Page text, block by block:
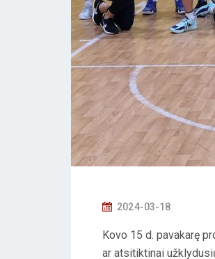
P
S
2024-03-18
Kovo 15 d. pavakarę
ar atsitiktinai